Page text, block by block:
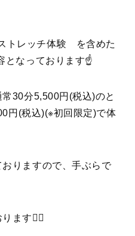
トレッチ体験 を含めた
となっております☝️
30分5,500円(税込)のと
円(税込)(※初回限定)で体
りますので、手ぶらで
ます🙇‍♂️